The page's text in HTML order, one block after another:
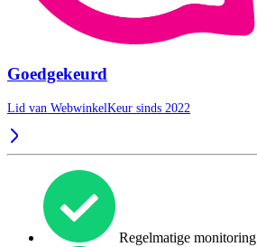
Goedgekeurd
Lid van WebwinkelKeur sinds 2022
Regelmatige monitoring